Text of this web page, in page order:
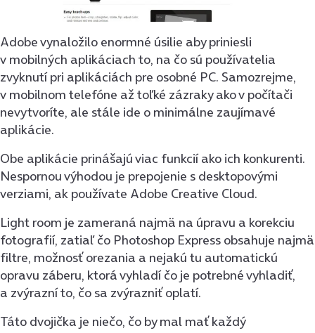
Adobe vynaložilo enormné úsilie aby priniesli
v mobilných aplikáciach to, na čo sú používatelia
zvyknutí pri aplikáciách pre osobné PC. Samozrejme,
v mobilnom telefóne až toľké zázraky ako v počítači
nevytvoríte, ale stále ide o minimálne zaujímavé
aplikácie.
Obe aplikácie prinášajú viac funkcií ako ich konkurenti.
Nespornou výhodou je prepojenie s desktopovými
verziami, ak používate Adobe Creative Cloud.
Light room je zameraná najmä na úpravu a korekciu
fotografií, zatiaľ čo Photoshop Express obsahuje najmä
filtre, možnosť orezania a nejakú tu automatickú
opravu záberu, ktorá vyhladí čo je potrebné vyhladiť,
a zvýrazní to, čo sa zvýrazniť oplatí.
Táto dvojička je niečo, čo by mal mať každý